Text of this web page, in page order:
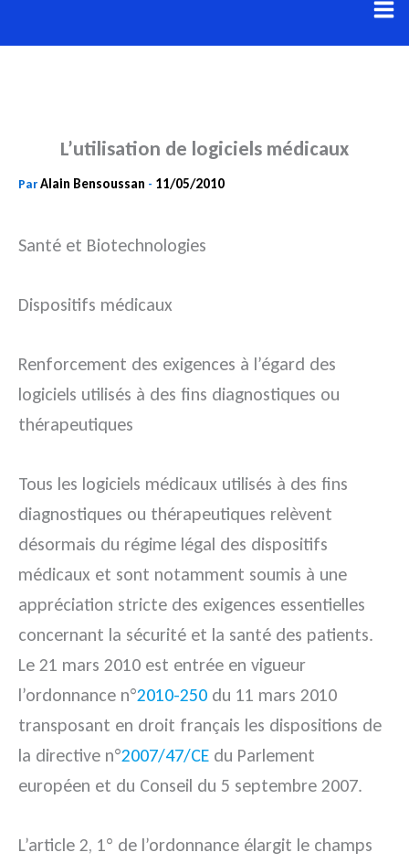
au
L’utilisation de logiciels médicaux
ParAlain Bensoussan - 11/05/2010
Santé et Biotechnologies
Dispositifs médicaux
Renforcement des exigences à l’égard des
logiciels utilisés à des fins diagnostiques ou
thérapeutiques
Tous les logiciels médicaux utilisés à des fins
diagnostiques ou thérapeutiques relèvent
désormais du régime légal des dispositifs
médicaux et sont notamment soumis à une
appréciation stricte des exigences essentielles
concernant la sécurité et la santé des patients.
Le 21 mars 2010 est entrée en vigueur
l’ordonnance n°2010-250 du 11 mars 2010
transposant en droit français les dispositions de
la directive n°2007/47/CE du Parlement
européen et du Conseil du 5 septembre 2007.
L’article 2, 1° de l’ordonnance élargit le champs